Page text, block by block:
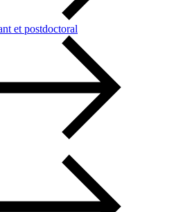
et postdoctoral